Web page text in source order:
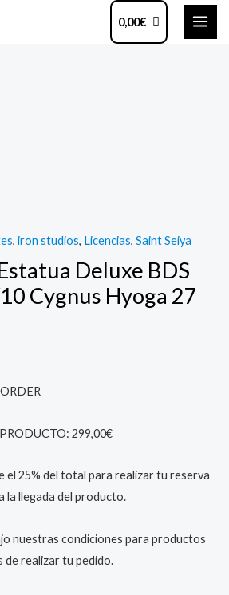
0,00€
, iron studios, Licencias, Saint Seiya
Deluxe BDS
Cygnus Hyoga 27
299,00€
el 25% del total para realizar tu reserva
la llegada del producto.
nuestras condiciones para productos
de realizar tu pedido.